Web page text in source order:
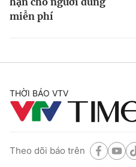
miễn phí
THỜI BÁO VTV
Theo dõi báo trên